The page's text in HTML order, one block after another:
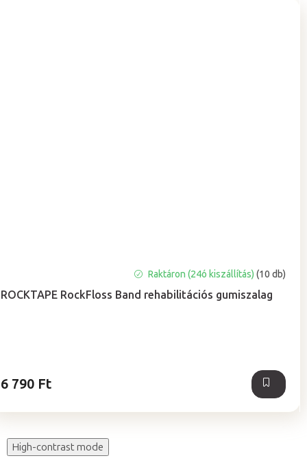
ROCKTAPE RockFloss Band rehabilitációs gumiszalag
átlagos
Raktáron (24ó kiszállítás)(10 db)
6 790 Ft
High-contrast mode